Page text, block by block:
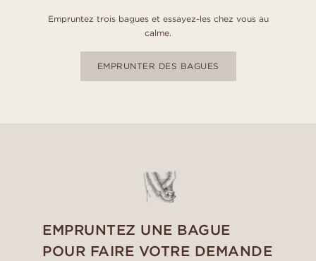
Empruntez trois bagues et essayez-les chez vous au
calme.
EMPRUNTER DES BAGUES
EMPRUNTEZ UNE BAGUE
POUR FAIRE VOTRE DEMANDE